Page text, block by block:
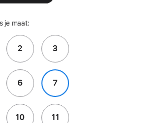
je maat:
2 3
6 7
10 11